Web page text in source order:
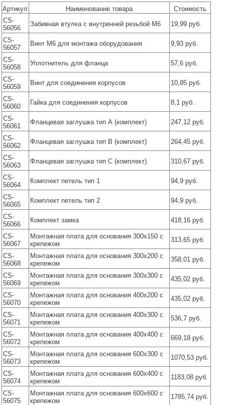
Артикул Наименование товара
Стоимость
CS-
56056
Забивная втулка с внутренней резьбой M6 19,99 руб.
CS-
56057
Винт М6 для монтажа оборудования 9,93 руб.
CS-
56058
Уплотнитель для фланца 57,6 руб.
CS-
56059
Винт для соединения корпусов 10,85 руб.
CS-
56060
Гайка для соединения корпусов 8,1 руб.
CS-
56061
Фланцевая заглушка тип А (комплект) 247,12 руб.
CS-
56062
Фланцевая заглушка тип В (комплект) 264,45 руб.
CS-
56063
Фланцевая заглушка тип С (комплект) 310,67 руб.
CS-
56064
Комплект петель тип 1 94,9 руб.
CS-
56065
Комплект петель тип 2 94,9 руб.
CS-
56066
Комплект замка 418,16 руб.
CS-
56067
Монтажная плата для основания 300x150 с
крепежом
313,65 руб.
CS-
56068
Монтажная плата для основания 300x200 с
крепежом
358,01 руб.
CS-
56069
Монтажная плата для основания 300x300 с
крепежом
435,02 руб.
CS-
56070
Монтажная плата для основания 400x200 с
крепежом
435,02 руб.
CS-
56071
Монтажная плата для основания 400x300 с
крепежом
536,7 руб.
CS-
56072
Монтажная плата для основания 400x400 с
крепежом
669,18 руб.
CS-
56073
Монтажная плата для основания 600x300 с
крепежом
1070,53 руб.
CS-
56074
Монтажная плата для основания 600x400 с
крепежом
1183,08 руб.
CS-
56075
Монтажная плата для основания 600x600 с
крепежом
1785,74 руб.